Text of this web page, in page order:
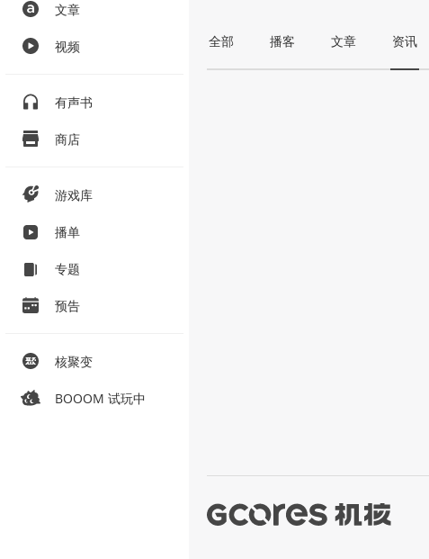
文章
视频
有声书
商店
游戏库
播单
专题
预告
核聚变
BOOOM 试玩中
全部 播客 文章 资讯